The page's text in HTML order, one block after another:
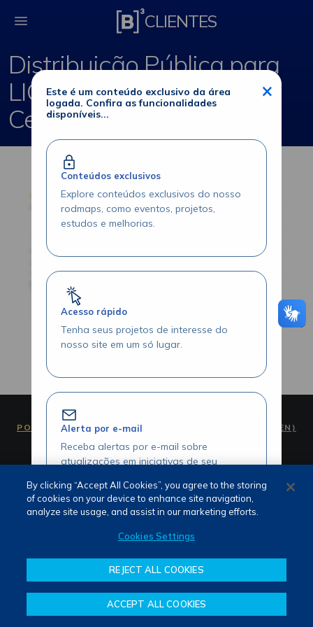
Distribuição Pública
CLIENTES
Distribuição Pública para
LIG e LF - Período de
Certificação
Este é um conteúdo exclusivo da área
logada. Confira as funcionalidades
disponíveis...
×
Conteúdos exclusivos
Explore conteúdos exclusivos do nosso
rodmaps, como eventos, projetos,
estudos e melhorias.
Acesso rápido
Tenha seus projetos de interesse do
nosso site em um só lugar.
Alerta por e-mail
Receba alertas por e-mail sobre
atualizações em iniciativas de seu
Acesse seus projetos com agilidade
Visualize seus itens favoritados através
da área logada.
PORTUGUÊS (PT) ENGLISH (EN)
Fale Conosco
By clicking “Accept All Cookies”, you agree to the storing
of cookies on your device to enhance site navigation,
analyze site usage, and assist in our marketing efforts.
Cookies Settings
REJECT ALL COOKIES
ACCEPT ALL COOKIES